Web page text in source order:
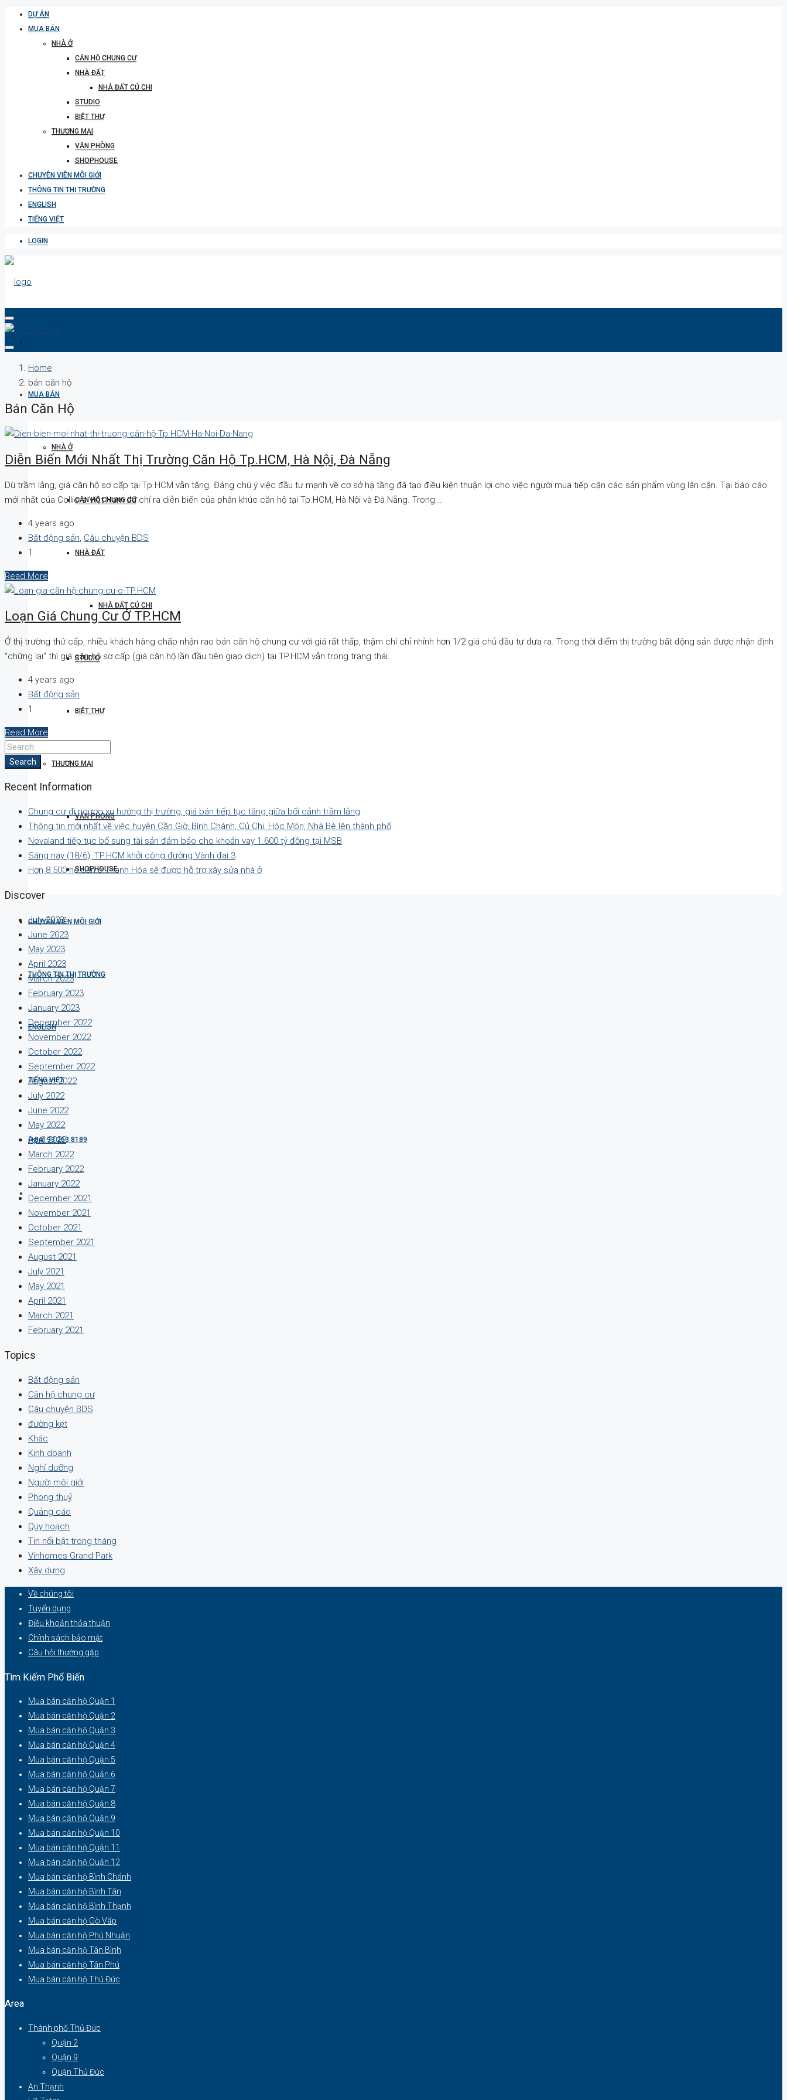
DỰ ÁN
MUA BÁN
NHÀ Ở
CĂN HỘ CHUNG CƯ
NHÀ ĐẤT
NHÀ ĐẤT CỦ CHI
STUDIO
BIỆT THỰ
THƯƠNG MẠI
VĂN PHÒNG
SHOPHOUSE
CHUYÊN VIÊN MÔI GIỚI
THÔNG TIN THỊ TRƯỜNG
ENGLISH
TIẾNG VIỆT
LOGIN
MUA BÁN
NHÀ Ở
CĂN HỘ CHUNG CƯ
NHÀ ĐẤT
NHÀ ĐẤT CỦ CHI
STUDIO
BIỆT THỰ
THƯƠNG MẠI
VĂN PHÒNG
SHOPHOUSE
CHUYÊN VIÊN MÔI GIỚI
THÔNG TIN THỊ TRƯỜNG
ENGLISH
TIẾNG VIỆT
(+84) 93 263 8189
Home
bán căn hộ
Bán Căn Hộ
Diễn Biến Mới Nhất Thị Trường Căn Hộ Tp.HCM, Hà Nội, Đà Nẵng
Dù trầm lắng, giá căn hộ sơ cấp tại Tp.HCM vẫn tăng. Đáng chú ý việc đầu tư mạnh về cơ sở hạ tầng đã tạo điều kiện thuận lợi cho việc người mua tiếp cận các sản phẩm vùng lân cận. Tại báo cáo
mới nhất của Colliers Việt Nam đã chỉ ra diễn biến của phân khúc căn hộ tại Tp.HCM, Hà Nội và Đà Nẵng. Trong...
4 years ago
Bất động sản, Câu chuyện BDS
1
Read More
Loạn Giá Chung Cư Ở TP.HCM
Ở thị trường thứ cấp, nhiều khách hàng chấp nhận rao bán căn hộ chung cư với giá rất thấp, thậm chí chỉ nhỉnh hơn 1/2 giá chủ đầu tư đưa ra. Trong thời điểm thị trường bất động sản được nhận định
“chững lại” thì giá căn hộ sơ cấp (giá căn hộ lần đầu tiên giao dịch) tại TP.HCM vẫn trong trạng thái...
4 years ago
Bất động sản
1
Read More
Search
Recent Information
Chung cư đi ngược xu hướng thị trường, giá bán tiếp tục tăng giữa bối cảnh trầm lắng
Thông tin mới nhất về việc huyện Cần Giờ, Bình Chánh, Củ Chi, Hóc Môn, Nhà Bè lên thành phố
Novaland tiếp tục bổ sung tài sản đảm bảo cho khoản vay 1.600 tỷ đồng tại MSB
Sáng nay (18/6), TP.HCM khởi công đường Vành đai 3
Hơn 8.500 hộ dân ở Thanh Hóa sẽ được hỗ trợ xây sửa nhà ở
Discover
July 2023
June 2023
May 2023
April 2023
March 2023
February 2023
January 2023
December 2022
November 2022
October 2022
September 2022
August 2022
July 2022
June 2022
May 2022
April 2022
March 2022
February 2022
January 2022
December 2021
November 2021
October 2021
September 2021
August 2021
July 2021
May 2021
April 2021
March 2021
February 2021
Topics
Bất động sản
Căn hộ chung cư
Câu chuyện BDS
đường kẹt
Khác
Kinh doanh
Nghỉ dưỡng
Người môi giới
Phong thuỷ
Quảng cáo
Quy hoạch
Tin nổi bật trong tháng
Vinhomes Grand Park
Xây dựng
Về chúng tôi
Tuyển dụng
Điều khoản thỏa thuận
Chính sách bảo mật
Câu hỏi thường gặp
Tìm Kiếm Phổ Biến
Mua bán căn hộ Quận 1
Mua bán căn hộ Quận 2
Mua bán căn hộ Quận 3
Mua bán căn hộ Quận 4
Mua bán căn hộ Quận 5
Mua bán căn hộ Quận 6
Mua bán căn hộ Quận 7
Mua bán căn hộ Quận 8
Mua bán căn hộ Quận 9
Mua bán căn hộ Quận 10
Mua bán căn hộ Quận 11
Mua bán căn hộ Quận 12
Mua bán căn hộ Bình Chánh
Mua bán căn hộ Bình Tân
Mua bán căn hộ Bình Thạnh
Mua bán căn hộ Gò Vấp
Mua bán căn hộ Phú Nhuận
Mua bán căn hộ Tân Bình
Mua bán căn hộ Tân Phú
Mua bán căn hộ Thủ Đức
Area
Thành phố Thủ Đức
Quận 2
Quận 9
Quận Thủ Đức
An Thạnh